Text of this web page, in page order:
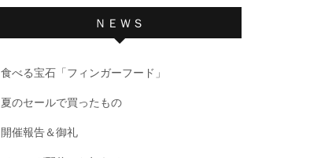
ＮＥＷＳ
食べる宝石「フィンガーフード」
夏のセールで買ったもの
開催報告＆御礼